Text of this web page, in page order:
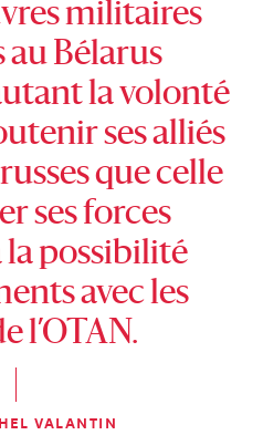
militaires
au Bélarus
la volonté
ses alliés
que celle
ses forces
possibilité
avec les
l’OTAN.
VALANTIN